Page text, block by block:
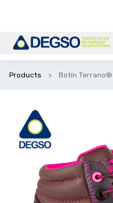
Products Botín Terrano®